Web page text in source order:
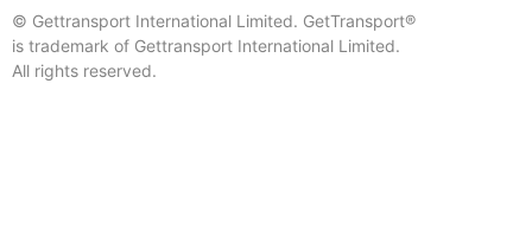
© Gettransport International Limited. GetTransport®
is trademark of Gettransport International Limited.
All rights reserved.